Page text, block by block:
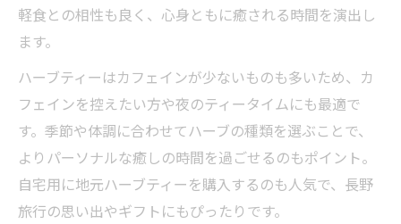
軽食との相性も良く、心身ともに癒される時間を演出し
ます。
ハーブティーはカフェインが少ないものも多いため、カ
フェインを控えたい方や夜のティータイムにも最適で
す。季節や体調に合わせてハーブの種類を選ぶことで、
よりパーソナルな癒しの時間を過ごせるのもポイント。
自宅用に地元ハーブティーを購入するのも人気で、長野
旅行の思い出やギフトにもぴったりです。